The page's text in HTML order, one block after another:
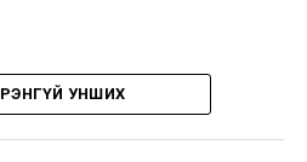
санаачилга
менежментийн санаачилга
УНШИХ